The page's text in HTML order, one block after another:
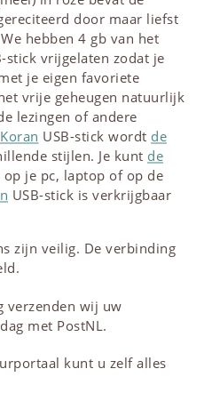
door maar liefst
hebben 4 gb van het
stick vrijgelaten zodat je
je eigen favoriete
vrije geheugen natuurlijk
lezingen of andere
Koran USB-stick wordt de
stijlen. Je kunt de
op je pc, laptop of op de
USB-stick is verkrijgbaar
zijn veilig. De verbinding
verzenden wij uw
met PostNL.
kunt u zelf alles